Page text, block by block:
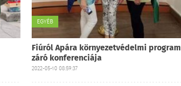
Fiúról Apára környezetvédelmi program
záró konferenciája
2022-05-10 08:59:37
EGYÉB